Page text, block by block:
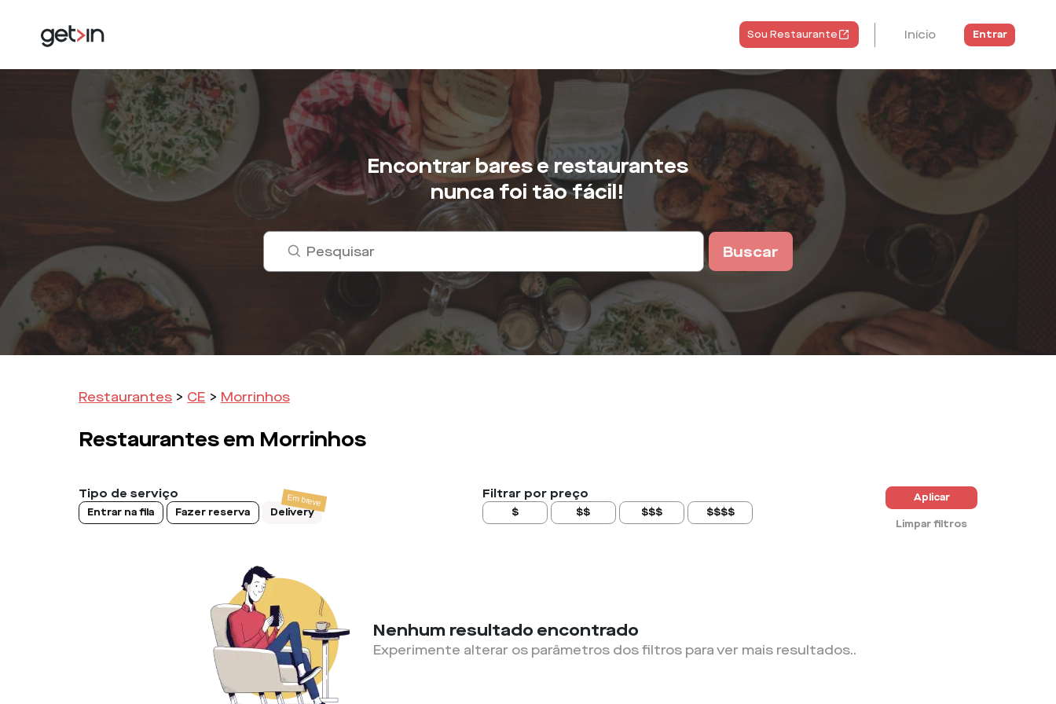
Sou Restaurante Início Entrar
Encontrar bares e restaurantes
nunca foi tão fácil!
Buscar
Restaurantes > CE > Morrinhos
Restaurantes em Morrinhos
Tipo de serviço
Entrar na fila Fazer reserva Delivery
Filtrar por preço
$ $$ $$$ $$$$
Aplicar
Limpar filtros
Nenhum resultado encontrado
Experimente alterar os parâmetros dos filtros para ver mais resultados..